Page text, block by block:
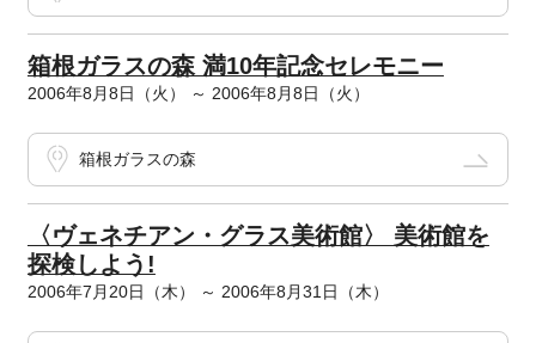
箱根ガラスの森 満10年記念セレモニー
2006年8月8日（火） ～ 2006年8月8日（火）
箱根ガラスの森
〈ヴェネチアン・グラス美術館〉 美術館を
探検しよう!
2006年7月20日（木） ～ 2006年8月31日（木）